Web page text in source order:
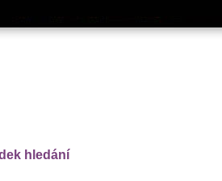
hledání